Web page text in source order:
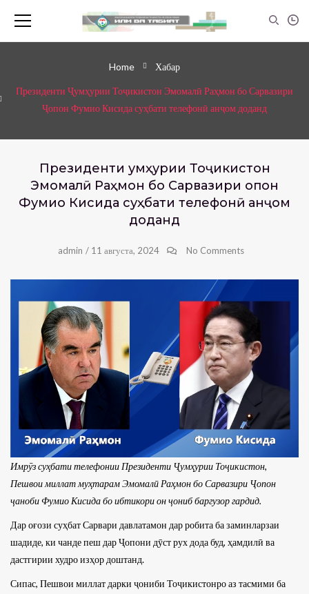
Home Хабар
Президенти Ҷумҳурии Тоҷикистон Эмомалӣ Раҳмон бо Сарвазири
Ҷопон Фумио Кисида суҳбати телефонӣ анҷом доданд
Президенти Ҷумҳурии Тоҷикистон
Эмомалӣ Раҳмон бо Сарвазири Ҷопон
Фумио Кисида суҳбати телефонӣ анҷом
доданд
admin / 11 августа, 2024 No Comments
Имрӯз суҳбати телефонии Президенти Ҷумҳурии Тоҷикистон,
Пешвои миллат муҳтарам Эмомалӣ Раҳмон бо Сарвазири Ҷопон
ҷаноби Фумио Кисида бо ибтикори он ҷониб баргузор гардид.
Дар оғози суҳбат Сарвари давлатамон дар робита ба заминларзаи
шадиде, ки чанде пеш дар Ҷопони дӯст рух дода буд, ҳамдилӣ ва
дастгирии худро изҳор доштанд.
Сипас, Пешвои миллат дарки ҷониби Тоҷикистонро аз тасмими ба